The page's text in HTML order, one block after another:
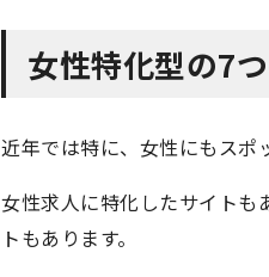
女性特化型の7
近年では特に、女性にもスポ
女性求人に特化したサイトも
トもあります。